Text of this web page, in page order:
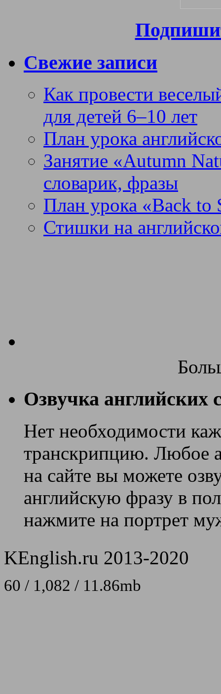
Свежие записи
Как провести
для детей 6–10 лет
План урока
Занятие «Autumn
словарик, фразы
План урока «Back to
Стишки на
Озвучка английских
Нет необходимости
транскрипцию. Любое
на сайте вы можете
английскую фразу в
нажмите на портрет
KEnglish.ru 2013-2020
60 / 1,082 / 11.86mb